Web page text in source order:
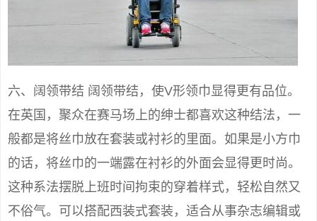
六、阔领带结 阔领带结，使V形领巾显得更有品位。
在英国，聚众在赛马场上的绅士都喜欢这种结法，一
般都是将丝巾放在套装或衬衫的里面。如果是小方巾
的话，将丝巾的一端露在衬衫的外面会显得更时尚。
这种系法摆脱上班时间拘束的穿着样式，轻松自然又
不俗气。可以搭配西装式套装，适合从事杂志编辑或